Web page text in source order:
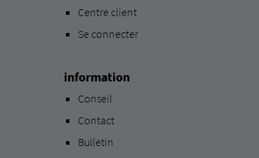
Centre client
Se connecter
information
Conseil
Contact
Bulletin